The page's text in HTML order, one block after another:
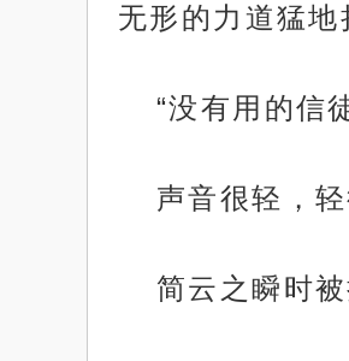
无形的力道猛地
“没有用的信
声音很轻，
简云之瞬时